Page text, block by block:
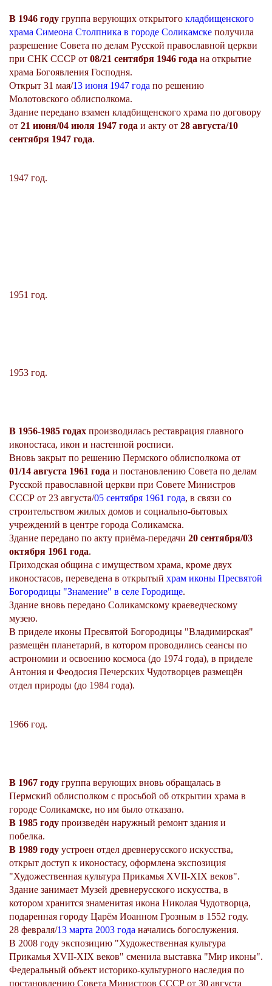
В 1946 году группа верующих открытого кладбищенского
храма Симеона Столпника в городе Соликамске получила
разрешение Совета по делам Русской православной церкви
при СНК СССР от 08/21 сентября 1946 года на открытие
храма Богоявления Господня.
Открыт 31 мая/13 июня 1947 года по решению
Молотовского облисполкома.
Здание передано взамен кладбищенского храма по договору
от 21 июня/04 июля 1947 года и акту от 28 августа/10
сентября 1947 года.
1947 год.
1951 год.
1953 год.
В 1956-1985 годах производилась реставрация главного
иконостаса, икон и настенной росписи.
Вновь закрыт по решению Пермского облисполкома от
01/14 августа 1961 года и постановлению Совета по делам
Русской православной церкви при Совете Министров
СССР от 23 августа/05 сентября 1961 года, в связи со
строительством жилых домов и социально-бытовых
учреждений в центре города Соликамска.
Здание передано по акту приёма-передачи 20 сентября/03
октября 1961 года.
Приходская община с имуществом храма, кроме двух
иконостасов, переведена в открытый храм иконы Пресвятой
Богородицы "Знамение" в селе Городище.
Здание вновь передано Соликамскому краеведческому
музею.
В приделе иконы Пресвятой Богородицы "Владимирская"
размещён планетарий, в котором проводились сеансы по
астрономии и освоению космоса (до 1974 года), в приделе
Антония и Феодосия Печерских Чудотворцев размещён
отдел природы (до 1984 года).
1966 год.
В 1967 году группа верующих вновь обращалась в
Пермский облисполком с просьбой об открытии храма в
городе Соликамске, но им было отказано.
В 1985 году произведён наружный ремонт здания и
побелка.
В 1989 году устроен отдел древнерусского искусства,
открыт доступ к иконостасу, оформлена экспозиция
"Художественная культура Прикамья XVII-XIX веков".
Здание занимает Музей древнерусского искусства, в
котором хранится знаменитая икона Николая Чудотворца,
подаренная городу Царём Иоанном Грозным в 1552 году.
28 февраля/13 марта 2003 года начались богослужения.
В 2008 году экспозицию "Художественная культура
Прикамья XVII-XIX веков" сменила выставка "Мир иконы".
Федеральный объект историко-культурного наследия по
постановлению Совета Министров СССР от 30 августа